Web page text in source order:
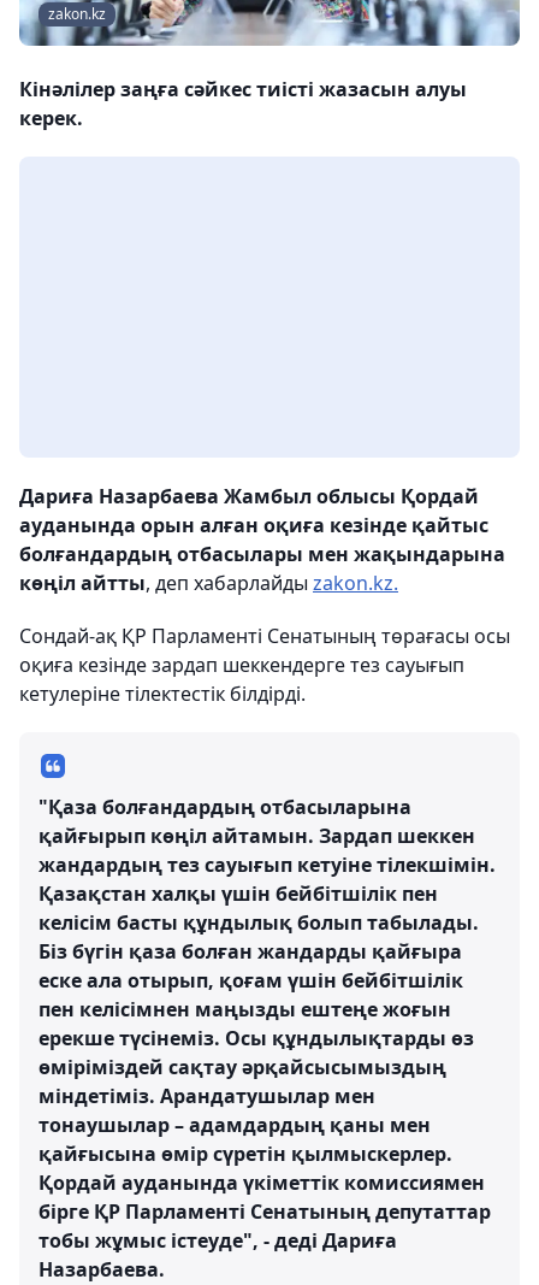
zakon.kz
Кінәлілер заңға сәйкес тиісті жазасын алуы
керек.
Дариға Назарбаева Жамбыл облысы Қордай
ауданында орын алған оқиға кезінде қайтыс
болғандардың отбасылары мен жақындарына
көңіл айтты, деп хабарлайды zakon.kz.
Сондай-ақ ҚР Парламенті Сенатының төрағасы осы
оқиға кезінде зардап шеккендерге тез сауығып
кетулеріне тілектестік білдірді.
"Қаза болғандардың отбасыларына
қайғырып көңіл айтамын. Зардап шеккен
жандардың тез сауығып кетуіне тілекшімін.
Қазақстан халқы үшін бейбітшілік пен
келісім басты құндылық болып табылады.
Біз бүгін қаза болған жандарды қайғыра
еске ала отырып, қоғам үшін бейбітшілік
пен келісімнен маңызды ештеңе жоғын
ерекше түсінеміз. Осы құндылықтарды өз
өміріміздей сақтау әрқайсысымыздың
міндетіміз. Арандатушылар мен
тонаушылар – адамдардың қаны мен
қайғысына өмір сүретін қылмыскерлер.
Қордай ауданында үкіметтік комиссиямен
бірге ҚР Парламенті Сенатының депутаттар
тобы жұмыс істеуде", - деді Дариға
Назарбаева.